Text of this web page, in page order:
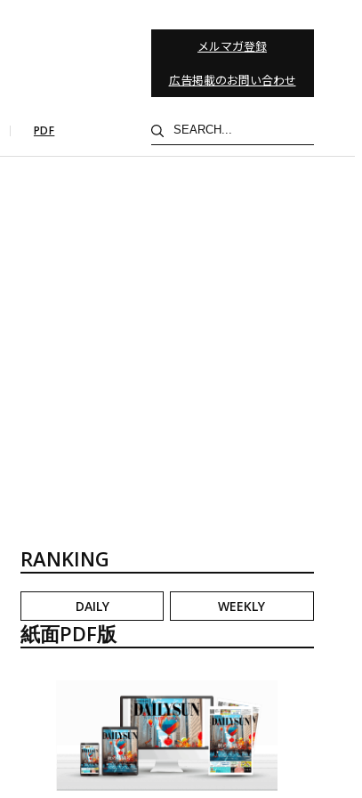
メルマガ登録
広告掲載のお問い合わせ
PDF
検
索
RANKING
DAILY WEEKLY
紙面PDF版